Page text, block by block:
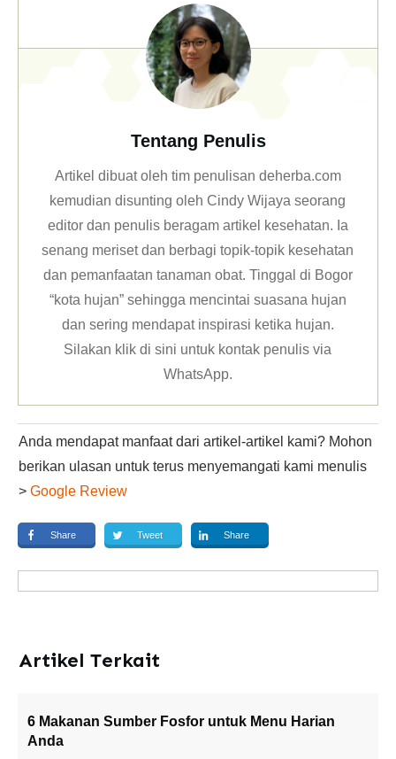
Tentang Penulis
Artikel dibuat oleh tim penulisan deherba.com
kemudian disunting oleh Cindy Wijaya seorang
editor dan penulis beragam artikel kesehatan. Ia
senang meriset dan berbagi topik-topik kesehatan
dan pemanfaatan tanaman obat. Tinggal di Bogor
“kota hujan” sehingga mencintai suasana hujan
dan sering mendapat inspirasi ketika hujan.
Silakan klikdi sini untuk kontak penulis via
WhatsApp.
Anda mendapat manfaat dari artikel-artikel kami? Mohon
berikan ulasan untuk terus menyemangati kami menulis
> Google Review
Share Tweet Share
Artikel Terkait
6 Makanan Sumber Fosfor untuk Menu Harian
Anda